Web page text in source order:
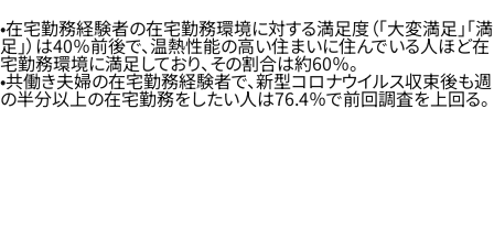
在宅勤務経験者の在宅勤務環境に対する満足度（「大変満足」「満
足」）は40％前後で、温熱性能の高い住まいに住んでいる人ほど在
宅勤務環境に満足しており、その割合は約60％。
共働き夫婦の在宅勤務経験者で、新型コロナウイルス収束後も週
の半分以上の在宅勤務をしたい人は76.4％で前回調査を上回る。